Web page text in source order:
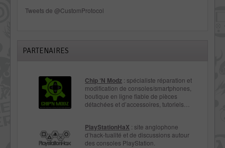
Tweets de @CustomProtocol
PARTENAIRES
Chip ‘N Modz : spécialiste réparation et
modification de consoles/smartphones,
boutique en ligne fiable de pièces
détachées et d’accessoires, tutoriels…
PlayStationHaX : site anglophone
d’hack-tualité et de discussions autour
des consoles PlayStation.